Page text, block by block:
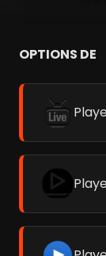
OPTIONS DE